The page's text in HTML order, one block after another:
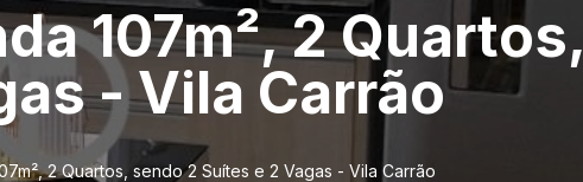
107m², 2 Quartos,
- Vila Carrão
2 Quartos, sendo 2 Suítes e 2 Vagas - Vila Carrão